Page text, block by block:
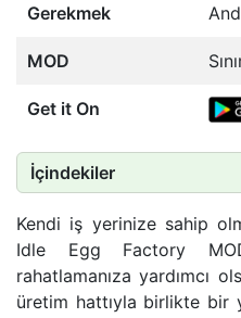
Gerekmek
MOD
Get it On
İçindekiler
Kendi iş yerinize sahip
Idle Egg Factory
rahatlamanıza yardımcı
üretim hattıyla birlikte bir